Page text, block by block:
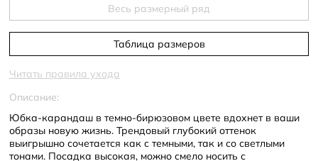
Весь размерный ряд
Таблица размеров
Читать правила ухода
Описание:
Юбка-карандаш в темно-бирюзовом цвете вдохнет в ваши
образы новую жизнь. Трендовый глубокий оттенок
выигрышно сочетается как с темными, так и со светлыми
тонами. Посадка высокая, можно смело носить с